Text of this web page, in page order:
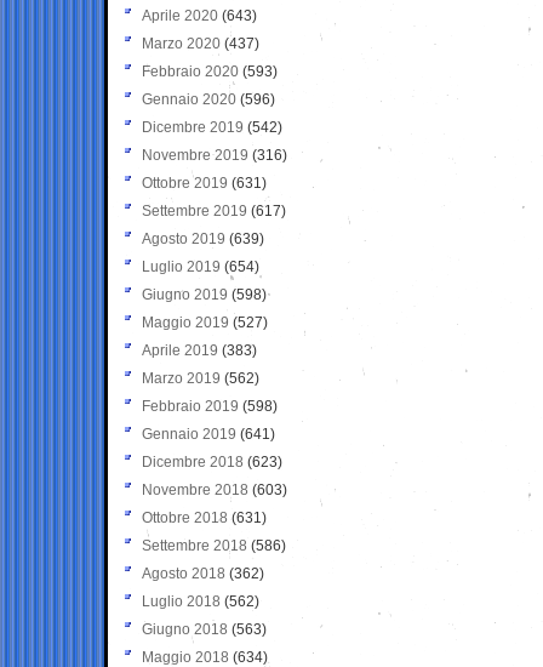
Aprile 2020 (643)
Marzo 2020 (437)
Febbraio 2020 (593)
Gennaio 2020 (596)
Dicembre 2019 (542)
Novembre 2019 (316)
Ottobre 2019 (631)
Settembre 2019 (617)
Agosto 2019 (639)
Luglio 2019 (654)
Giugno 2019 (598)
Maggio 2019 (527)
Aprile 2019 (383)
Marzo 2019 (562)
Febbraio 2019 (598)
Gennaio 2019 (641)
Dicembre 2018 (623)
Novembre 2018 (603)
Ottobre 2018 (631)
Settembre 2018 (586)
Agosto 2018 (362)
Luglio 2018 (562)
Giugno 2018 (563)
Maggio 2018 (634)